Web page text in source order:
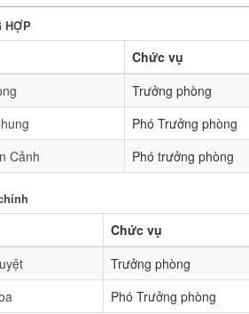
HỢP
Chức vụ
Trưởng phòng
Phó Trưởng phòng
Cảnh Phó trưởng phòng
Chức vụ
Trưởng phòng
Phó Trưởng phòng